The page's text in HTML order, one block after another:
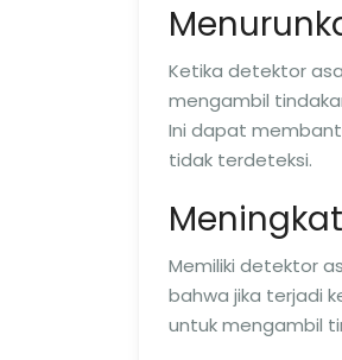
Ketika detektor
mengambil
Ini dapat
tidak terdeteksi.
Memiliki detektor
bahwa jika terjadi
untuk mengambil